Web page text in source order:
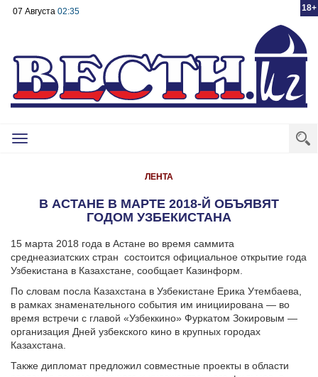
18+
07 Августа 02:35
Toggle
ЛЕНТА
В АСТАНЕ В МАРТЕ 2018-Й ОБЪЯВЯТ
ГОДОМ УЗБЕКИСТАНА
15 марта 2018 года в Астане во время саммита
среднеазиатских стран состоится официальное открытие года
Узбекистана в Казахстане, сообщает Казинформ.
По словам посла Казахстана в Узбекистане Ерика Утембаева,
в рамках знаменательного события им инициирована — во
время встречи с главой «Узбеккино» Фуркатом Зокировым —
организация Дней узбекского кино в крупных городах
Казахстана.
Также дипломат предложил совместные проекты в области